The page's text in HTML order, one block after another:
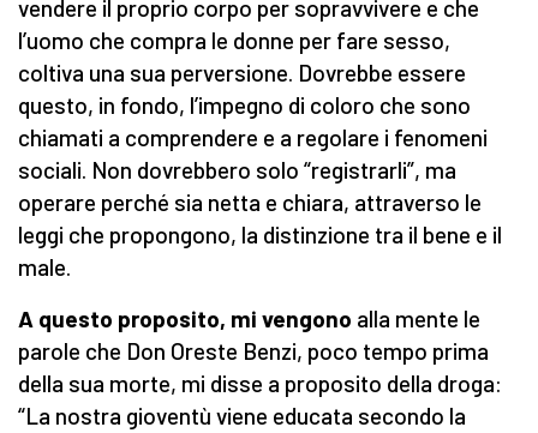
vendere il proprio corpo per sopravvivere e che
l’uomo che compra le donne per fare sesso,
coltiva una sua perversione. Dovrebbe essere
questo, in fondo, l’impegno di coloro che sono
chiamati a comprendere e a regolare i fenomeni
sociali. Non dovrebbero solo “registrarli”, ma
operare perché sia netta e chiara, attraverso le
leggi che propongono, la distinzione tra il bene e il
male.
A questo proposito, mi vengono alla mente le
parole che Don Oreste Benzi, poco tempo prima
della sua morte, mi disse a proposito della droga:
“La nostra gioventù viene educata secondo la